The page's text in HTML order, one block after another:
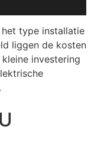
type installatie
liggen de kosten
investering